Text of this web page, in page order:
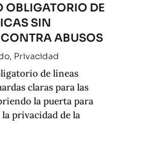
OBLIGATORIO DE
SIN
ABUSOS
, Privacidad
de líneas
claras para las
la puerta para
privacidad de la